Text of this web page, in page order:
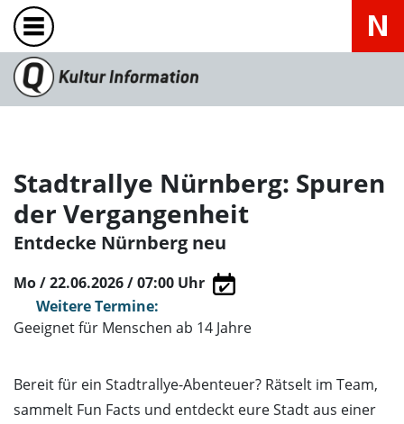
Stadtrallye Nürnberg: Spuren
der Vergangenheit
Entdecke Nürnberg neu
Mo / 22.06.2026 / 07:00 Uhr
Weitere Termine:
Geeignet für Menschen ab 14 Jahre
Bereit für ein Stadtrallye-Abenteuer? Rätselt im Team,
sammelt Fun Facts und entdeckt eure Stadt aus einer